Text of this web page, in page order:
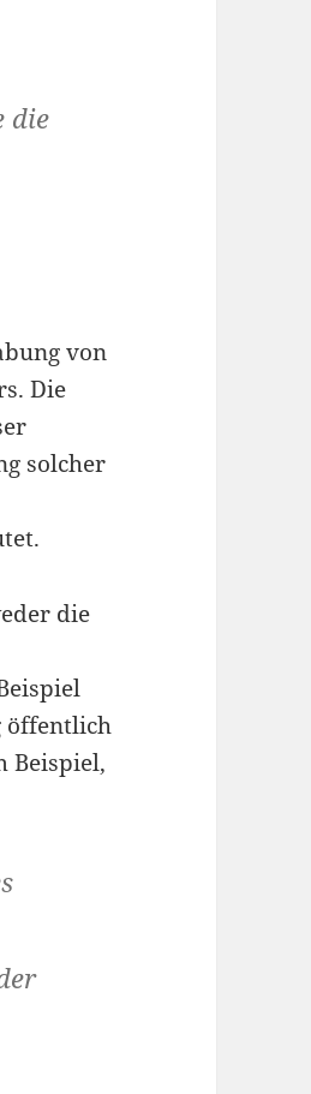
die
von
Die
solcher
die
öffentlich
Beispiel,